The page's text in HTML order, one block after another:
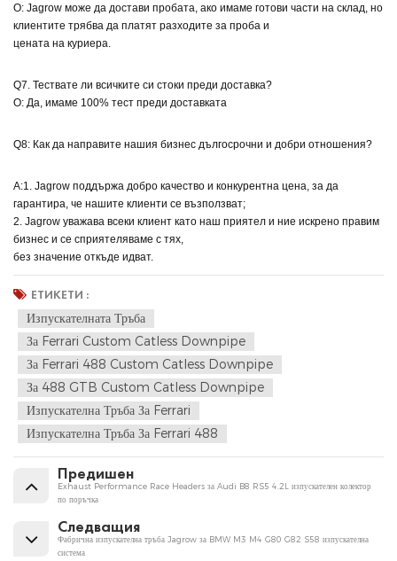
О: Jagrow може да достави пробата, ако имаме готови части на склад, но
клиентите трябва да платят разходите за проба и
цената на куриера.
Q7. Тествате ли всичките си стоки преди доставка?
О: Да, имаме 100% тест преди доставката
Q8: Как да направите нашия бизнес дългосрочни и добри отношения?
A:1. Jagrow поддържа добро качество и конкурентна цена, за да
гарантира, че нашите клиенти се възползват;
2. Jagrow уважава всеки клиент като наш приятел и ние искрено правим
бизнес и се сприятеляваме с тях,
без значение откъде идват.
ЕТИКЕТИ :
Изпускателната Тръба
За Ferrari Custom Catless Downpipe
За Ferrari 488 Custom Catless Downpipe
За 488 GTB Custom Catless Downpipe
Изпускателна Тръба За Ferrari
Изпускателна Тръба За Ferrari 488
Предишен
Exhaust Performance Race Headers за Audi B8 RS5 4.2L изпускателен колектор
по поръчка
Следващия
Фабрична изпускателна тръба Jagrow за BMW M3 M4 G80 G82 S58 изпускателна
система